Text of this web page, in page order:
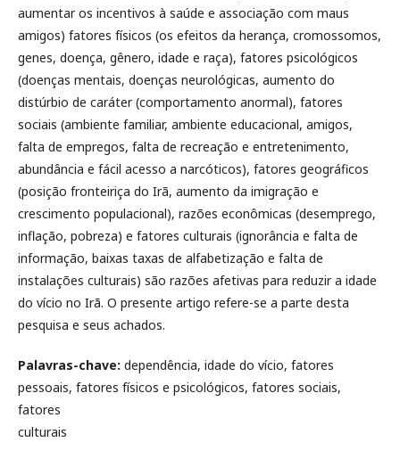
aumentar os incentivos à saúde e associação com maus
amigos) fatores físicos (os efeitos da herança, cromossomos,
genes, doença, gênero, idade e raça), fatores psicológicos
(doenças mentais, doenças neurológicas, aumento do
distúrbio de caráter (comportamento anormal), fatores
sociais (ambiente familiar, ambiente educacional, amigos,
falta de empregos, falta de recreação e entretenimento,
abundância e fácil acesso a narcóticos), fatores geográficos
(posição fronteiriça do Irã, aumento da imigração e
crescimento populacional), razões econômicas (desemprego,
inflação, pobreza) e fatores culturais (ignorância e falta de
informação, baixas taxas de alfabetização e falta de
instalações culturais) são razões afetivas para reduzir a idade
do vício no Irã. O presente artigo refere-se a parte desta
pesquisa e seus achados.
Palavras-chave: dependência, idade do vício, fatores
pessoais, fatores físicos e psicológicos, fatores sociais,
fatores